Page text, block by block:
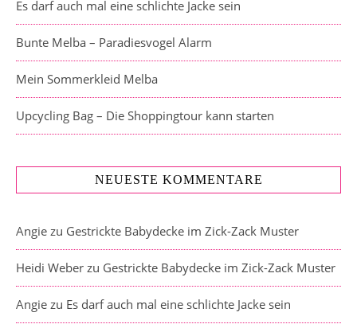
Es darf auch mal eine schlichte Jacke sein
Bunte Melba – Paradiesvogel Alarm
Mein Sommerkleid Melba
Upcycling Bag – Die Shoppingtour kann starten
NEUESTE KOMMENTARE
Angie zu Gestrickte Babydecke im Zick-Zack Muster
Heidi Weber zu Gestrickte Babydecke im Zick-Zack Muster
Angie zu Es darf auch mal eine schlichte Jacke sein